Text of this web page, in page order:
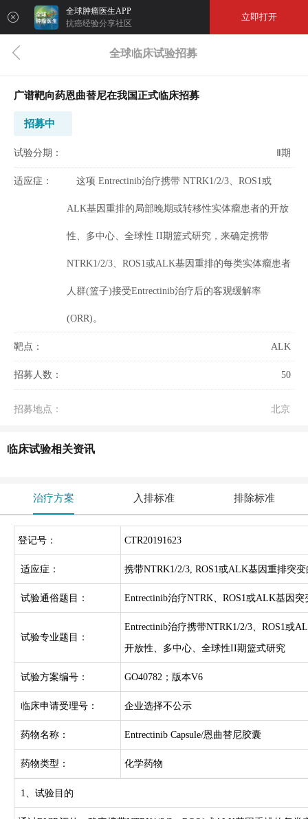
全球肿瘤医生APP
抗癌经验分享社区
立即打开
全球临床试验招募
广谱靶向药恩曲替尼在我国正式临床招募
招募中
试验分期： Ⅱ期
适应症： 这项 Entrectinib治疗携带 NTRK1/2/3、ROS1或
ALK基因重排的局部晚期或转移性实体瘤患者的开放
性、多中心、全球性 II期篮式研究，来确定携带
NTRK1/2/3、ROS1或ALK基因重排的每类实体瘤患者
人群(篮子)接受Entrectinib治疗后的客观缓解率
(ORR)。
靶点： ALK
招募人数： 50
招募地点： 北京
临床试验相关资讯
治疗方案 入排标准 排除标准
登记号： CTR20191623
适应症： 携带NTRK1/2/3, ROS1或ALK基因重排突
试验通俗题目： Entrectinib治疗NTRK、ROS1或ALK基因
试验专业题目：
Entrectinib治疗携带NTRK1/2/3、ROS1或
开放性、多中心、全球性II期篮式研究
试验方案编号： GO40782；版本V6
临床申请受理号： 企业选择不公示
药物名称： Entrectinib Capsule/恩曲替尼胶囊
药物类型： 化学药物
1、试验目的